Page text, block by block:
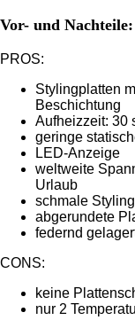
Vor- und Nachteile:
PROS:
Stylingplatten
Beschichtung
Aufheizzeit: 30
geringe
LED-Anzeige
weltweite
Urlaub
schmale
abgerundete
federnd
CONS:
keine
nur 2